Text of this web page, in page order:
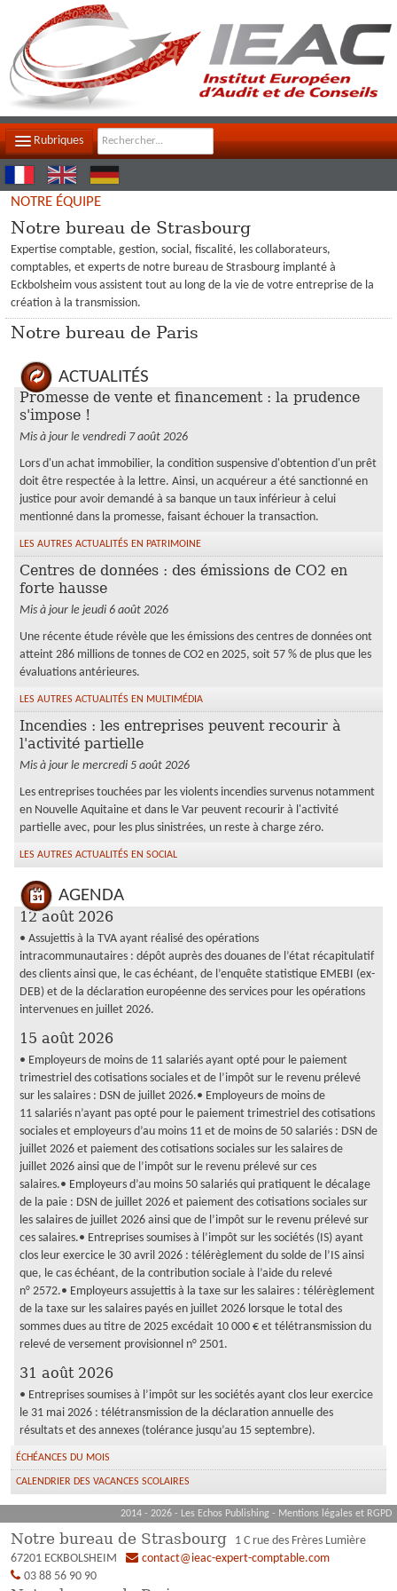
Rubriques
LE CABINET
NOTRE ÉQUIPE
NOS MISSIONS
CONTACT
PLAN D'ACCÈS
FILS D'ACTUALITÉS
INFOS DE GESTION
OUTILS PRATIQUES
ESPACE COMPTA
ESPACE PAIE
NOTRE ÉQUIPE
Notre bureau de Strasbourg
Expertise comptable, gestion, social, fiscalité, les collaborateurs,
comptables, et experts de notre bureau de Strasbourg implanté à
Eckbolsheim vous assistent tout au long de la vie de votre entreprise de la
création à la transmission.
Notre bureau de Paris
ACTUALITÉS
Promesse de vente et financement : la prudence
s'impose !
Mis à jour le vendredi 7 août 2026
Lors d'un achat immobilier, la condition suspensive d'obtention d'un prêt
doit être respectée à la lettre. Ainsi, un acquéreur a été sanctionné en
justice pour avoir demandé à sa banque un taux inférieur à celui
mentionné dans la promesse, faisant échouer la transaction.
LES AUTRES ACTUALITÉS EN PATRIMOINE
Centres de données : des émissions de CO2 en
forte hausse
Mis à jour le jeudi 6 août 2026
Une récente étude révèle que les émissions des centres de données ont
atteint 286 millions de tonnes de CO2 en 2025, soit 57 % de plus que les
évaluations antérieures.
LES AUTRES ACTUALITÉS EN MULTIMÉDIA
Incendies : les entreprises peuvent recourir à
l'activité partielle
Mis à jour le mercredi 5 août 2026
Les entreprises touchées par les violents incendies survenus notamment
en Nouvelle Aquitaine et dans le Var peuvent recourir à l'activité
partielle avec, pour les plus sinistrées, un reste à charge zéro.
LES AUTRES ACTUALITÉS EN SOCIAL
AGENDA
12 août 2026
• Assujettis à la TVA ayant réalisé des opérations
intracommunautaires : dépôt auprès des douanes de l’état récapitulatif
des clients ainsi que, le cas échéant, de l’enquête statistique EMEBI (ex-
DEB) et de la déclaration européenne des services pour les opérations
intervenues en juillet 2026.
15 août 2026
• Employeurs de moins de 11 salariés ayant opté pour le paiement
trimestriel des cotisations sociales et de l’impôt sur le revenu prélevé
sur les salaires : DSN de juillet 2026.• Employeurs de moins de
11 salariés n’ayant pas opté pour le paiement trimestriel des cotisations
sociales et employeurs d’au moins 11 et de moins de 50 salariés : DSN de
juillet 2026 et paiement des cotisations sociales sur les salaires de
juillet 2026 ainsi que de l’impôt sur le revenu prélevé sur ces
salaires.• Employeurs d’au moins 50 salariés qui pratiquent le décalage
de la paie : DSN de juillet 2026 et paiement des cotisations sociales sur
les salaires de juillet 2026 ainsi que de l’impôt sur le revenu prélevé sur
ces salaires.• Entreprises soumises à l’impôt sur les sociétés (IS) ayant
clos leur exercice le 30 avril 2026 : télérèglement du solde de l’IS ainsi
que, le cas échéant, de la contribution sociale à l’aide du relevé
n° 2572.• Employeurs assujettis à la taxe sur les salaires : télérèglement
de la taxe sur les salaires payés en juillet 2026 lorsque le total des
sommes dues au titre de 2025 excédait 10 000 € et télétransmission du
relevé de versement provisionnel n° 2501.
31 août 2026
• Entreprises soumises à l’impôt sur les sociétés ayant clos leur exercice
le 31 mai 2026 : télétransmission de la déclaration annuelle des
résultats et des annexes (tolérance jusqu’au 15 septembre).
ÉCHÉANCES DU MOIS
CALENDRIER DES VACANCES SCOLAIRES
2014 - 2026 - Les Echos Publishing - Mentions légales et RGPD
Notre bureau de Strasbourg
1 C rue des Frères Lumière
67201 ECKBOLSHEIM
contact@ieac-expert-comptable.com
03 88 56 90 90